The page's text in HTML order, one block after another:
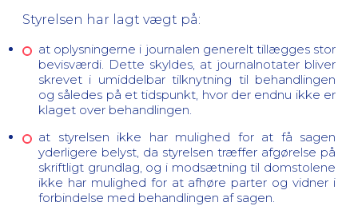
Styrelsen har lagt vægt på:
at oplysningerne i journalen generelt tillægges stor
bevisværdi. Dette skyldes, at journalnotater bliver
skrevet i umiddelbar tilknytning til behandlingen
og således på et tidspunkt, hvor der endnu ikke er
klaget over behandlingen.
at styrelsen ikke har mulighed for at få sagen
yderligere belyst, da styrelsen træffer afgørelse på
skriftligt grundlag, og i modsætning til domstolene
ikke har mulighed for at afhøre parter og vidner i
forbindelse med behandlingen af sagen.